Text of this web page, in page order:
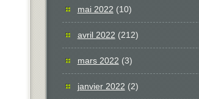
mai 2022 (10)
avril 2022 (212)
mars 2022 (3)
janvier 2022 (2)